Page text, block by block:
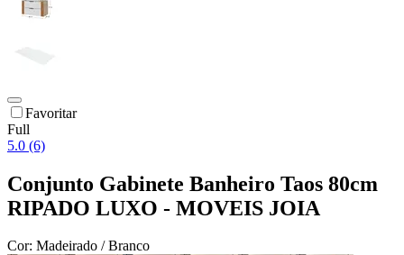
Favoritar
Full
5.0 (6)
Conjunto Gabinete Banheiro Taos 80cm
RIPADO LUXO - MOVEIS JOIA
Cor: Madeirado / Branco